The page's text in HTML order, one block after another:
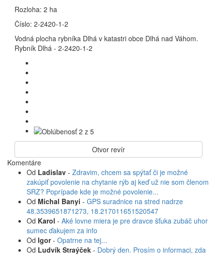
Rozloha: 2 ha
Číslo: 2-2420-1-2
Vodná plocha rybníka Dlhá v katastri obce Dlhá nad Váhom.
Rybník Dlhá - 2-2420-1-2
Otvor revír
Komentáre
Od Ladislav - Zdravim, chcem sa spýtať či je možné
zakúpiť povolenie na chytanie rýb aj keď už nie som členom
SRZ? Poprípade kde je možné povolenie...
Od Michal Banyi - GPS suradnice na stred nadrze
48.3539651871273, 18.217011651520547
Od Karol - Aké lovne miera je pre dravce šťuka zubáč uhor
sumec ďakujem za info
Od Igor- Opatrne na tej...
Od Ludvík Straýček - Dobrý den. Prosím o informaci, zda